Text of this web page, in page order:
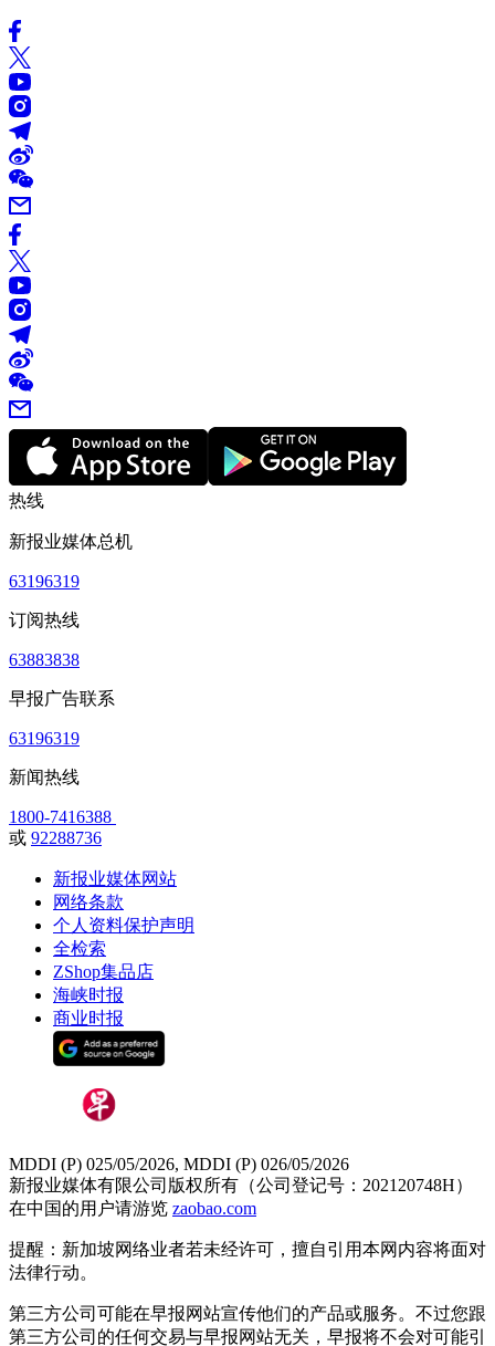
热线
新报业媒体总机
63196319
订阅热线
63883838
早报广告联系
63196319
新闻热线
1800-7416388
或 92288736
新报业媒体网站
网络条款
个人资料保护声明
全检索
ZShop集品店
海峡时报
商业时报
MDDI (P) 025/05/2026, MDDI (P) 026/05/2026
新报业媒体有限公司版权所有（公司登记号：202120748H）
在中国的用户请游览 zaobao.com
提醒：新加坡网络业者若未经许可，擅自引用本网内容将面对
法律行动。
第三方公司可能在早报网站宣传他们的产品或服务。不过您跟
第三方公司的任何交易与早报网站无关，早报将不会对可能引